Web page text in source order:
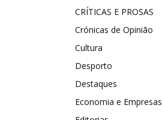
CRÍTICAS E PROSAS
Crónicas de Opinião
Cultura
Desporto
Destaques
Economia e Empresas